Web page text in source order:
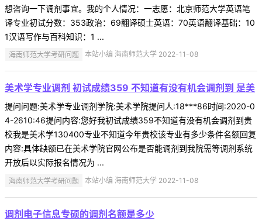
想咨询一下调剂事宜。我的个人情况：一志愿：北京师范大学英语笔
译专业初试分数：353政治：69翻译硕士英语：70英语翻译基础：10
1汉语写作与百科知识：1 ...
海南师范大学考研问题 本站小编 海南师范大学 2022-11-08
美术学专业调剂 初试成绩359 不知道有没有机会调剂到 是美
提问问题:美术学专业调剂学院:美术学院提问人:18***86时间:2020-0
4-2610:46提问内容:您好我初试成绩359不知道有没有机会调剂到贵
校我是美术学130400专业不知道今年贵校该专业有多少条件名额回复
内容:具体缺额已在美术学院官网公布是否能调剂到我院需等调剂系统
开放后以实际报名情况为 ...
海南师范大学考研问题 本站小编 海南师范大学 2022-11-08
调剂电子信息专硕的调剂名额是多少